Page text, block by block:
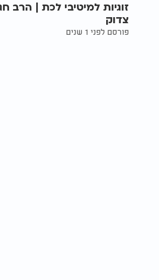
זוגיות למיטיבי לכת | הרב
צדוק
פורסם לפני 1 שנים